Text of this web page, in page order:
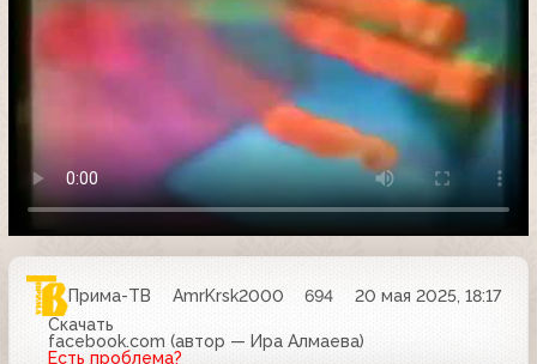
Прима-ТВ AmrKrsk2000 694
20 мая 2025, 18:17
Скачать
facebook.com (автор — Ира Алмаева)
Есть проблема?